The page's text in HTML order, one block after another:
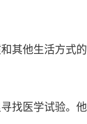
其他生活方式
找医学试验。